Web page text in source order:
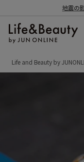
地震の
Life and Beauty by